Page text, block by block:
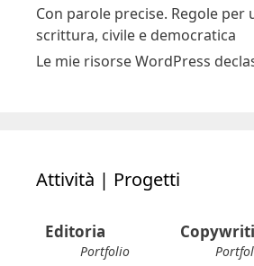
Con parole precise. Regole per
scrittura, civile e democratica
Le mie risorse WordPress
Attività | Progetti
Editoria
Portfolio